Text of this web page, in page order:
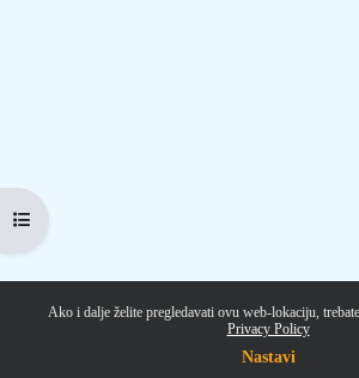
Ako i dalje želite pregledavati ovu web-lokaciju,
Privacy Policy
Nastavi
Prikaži navigaciju